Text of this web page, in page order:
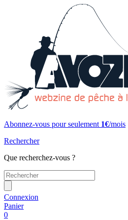
Abonnez-vous pour seulement 1€/mois
Rechercher
Que recherchez-vous ?
Connexion
Panier
0